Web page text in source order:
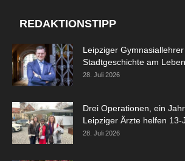
REDAKTIONSTIPP
Leipziger
Stadtgeschichte am Leben
28. Juli 2026
Drei Operationen, ein
Leipziger Ärzte helfen 13-
28. Juli 2026